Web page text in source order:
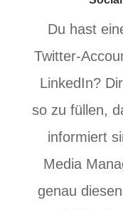
Du hast
Twitter-
LinkedIn?
so zu füllen,
informiert
Media
genau